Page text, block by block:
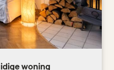
woning